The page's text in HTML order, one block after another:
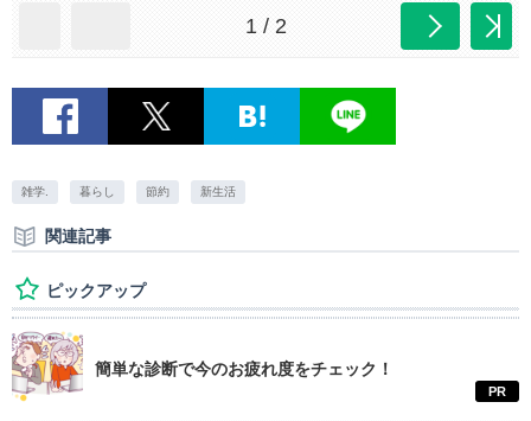
1 / 2
雑学. 暮らし 節約 新生活
関連記事
ピックアップ
簡単な診断で今のお疲れ度をチェック！
PR